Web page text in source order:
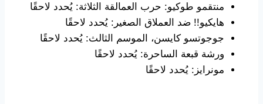
منتقمو طوكيو: حرب العمالقة الثلاثة: يُحدد لاحقًا
هايكيو!! ضد العملاق الصغير: يُحدد لاحقًا
جوجوتسو كايسن، الموسم الثالث: يُحدد لاحقًا
ورشة قبعة الساحرة: يُحدد لاحقًا
مونرايز: يُحدد لاحقًا